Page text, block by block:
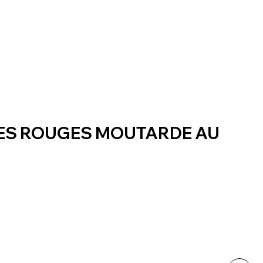
ROUGES MOUTARDE AU